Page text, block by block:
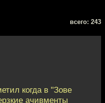
всего: 243
когда в "Зове
ачивменты